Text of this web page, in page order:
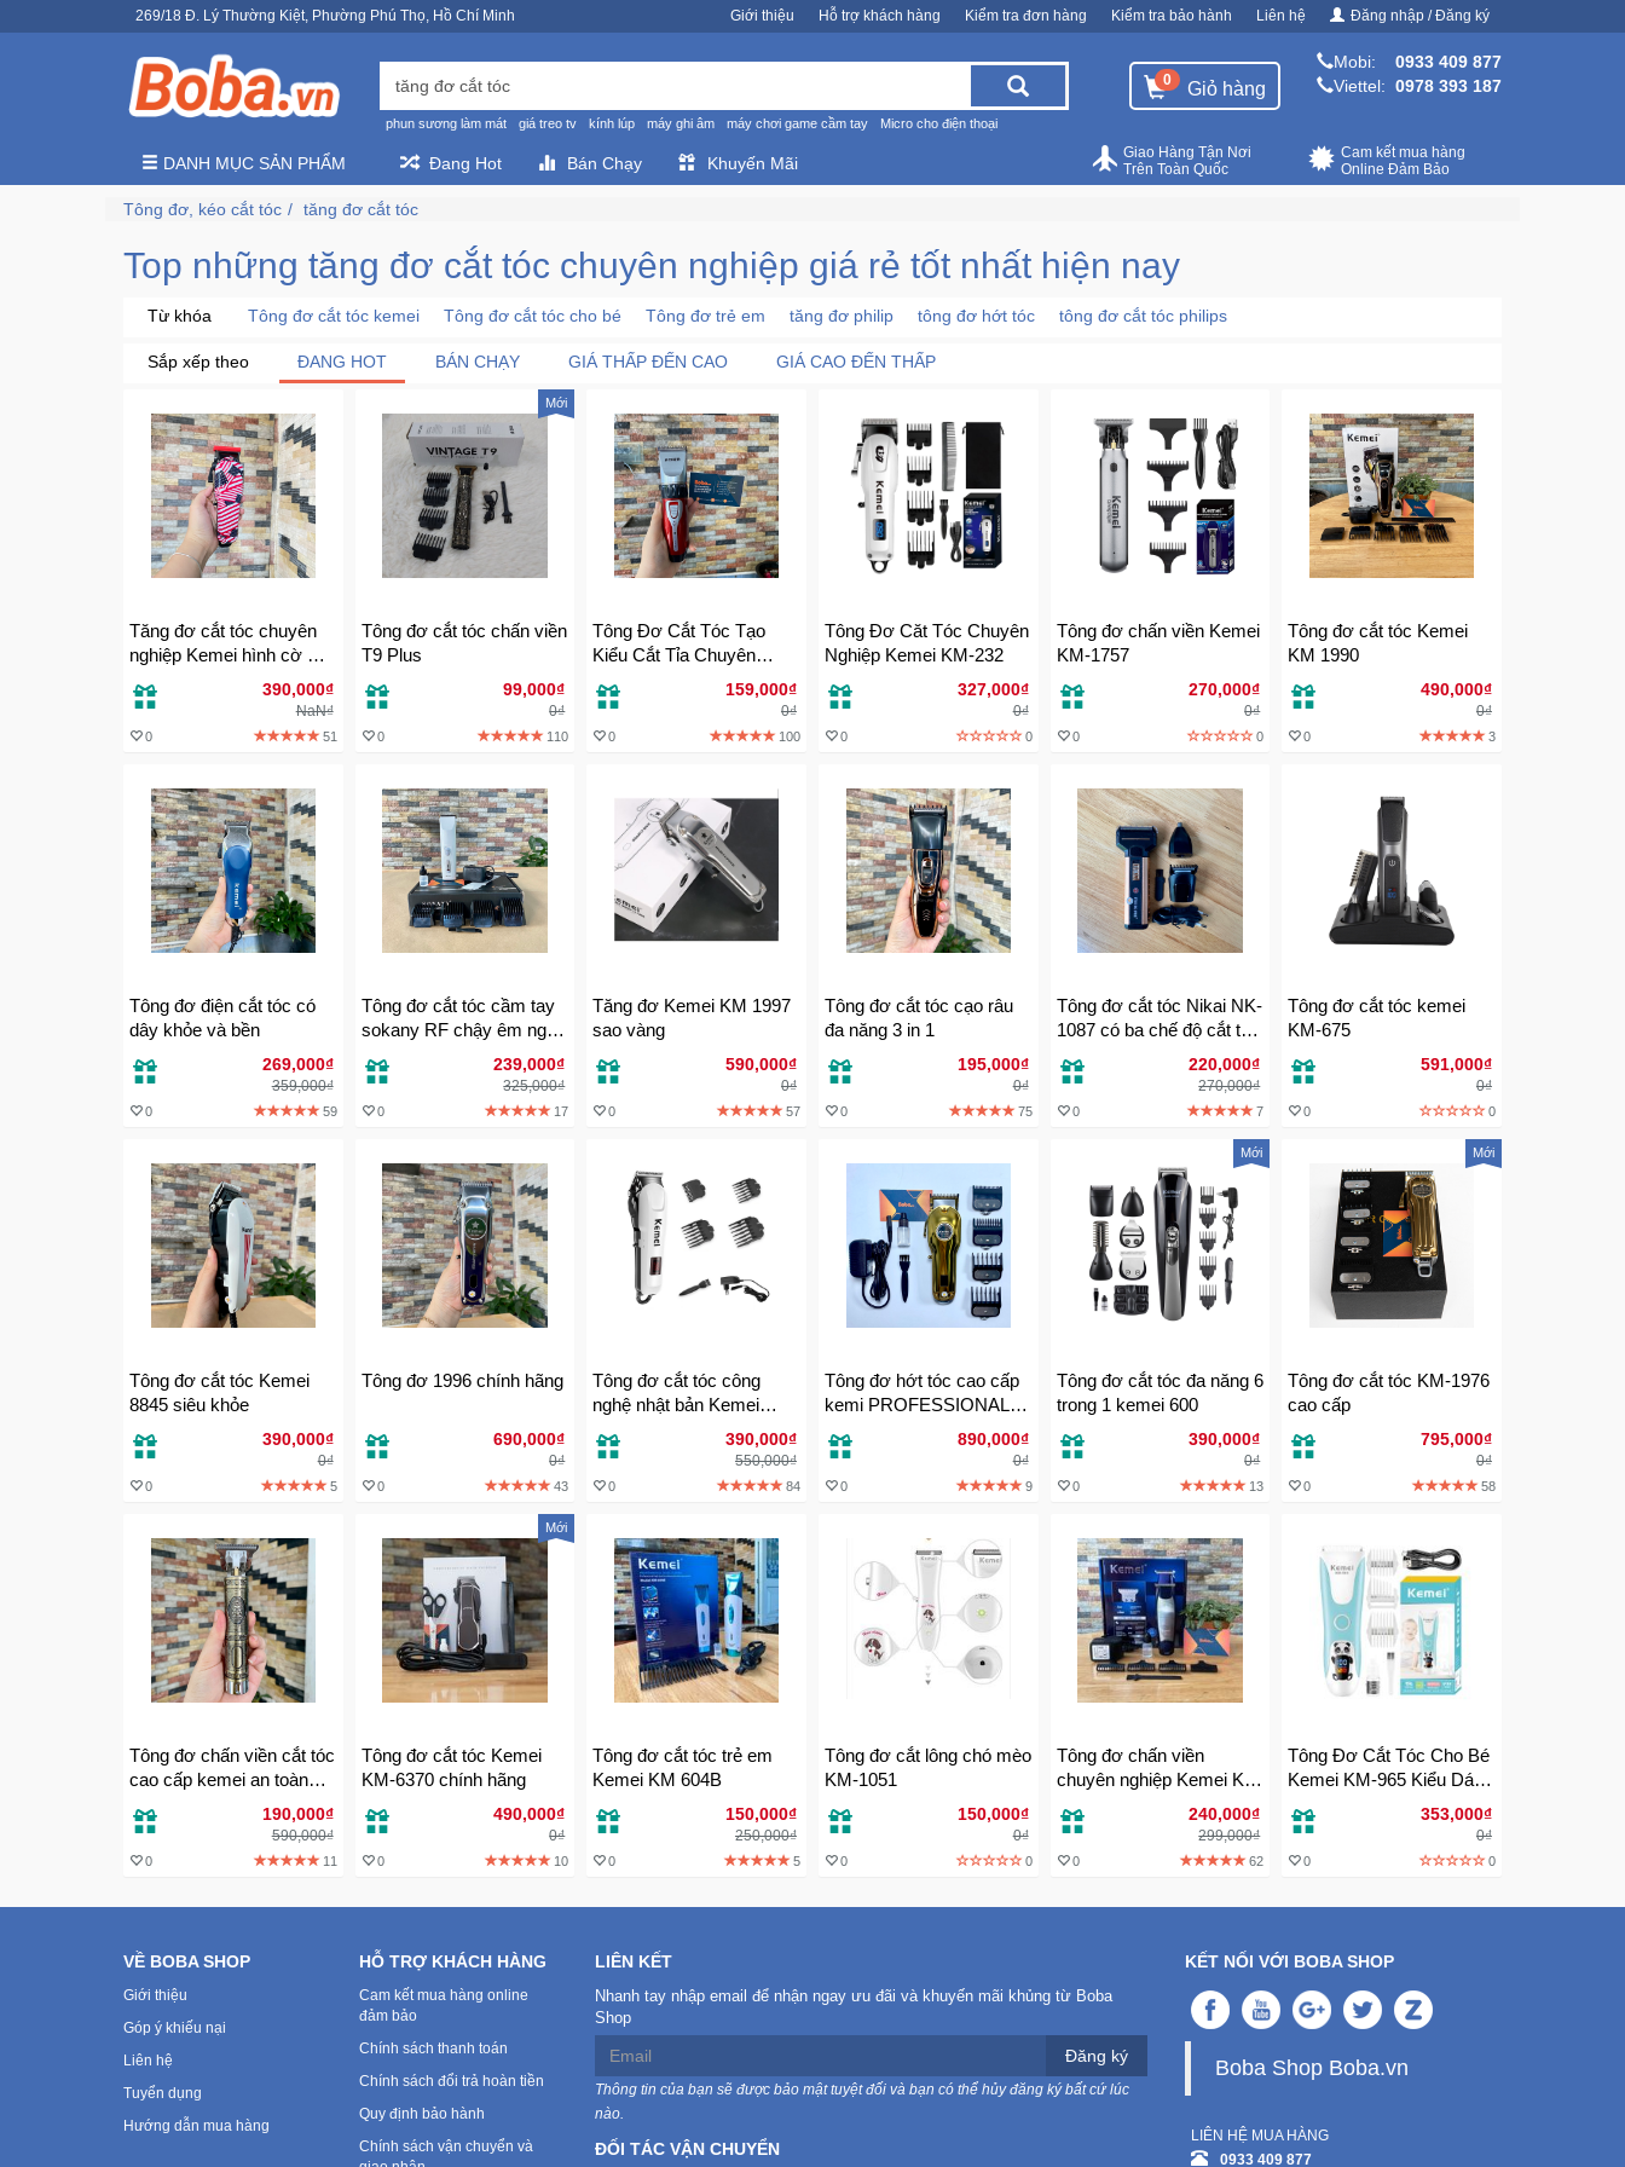
269/18 Đ. Lý Thường Kiệt, Phường Phú Thọ, Hồ Chí Minh Giới thiệu Hỗ trợ khách hàng Kiểm tra đơn hàng Kiểm tra bảo hành Liên hệ Đăng nhập / Đăng ký
phun sương làm mát giá treo tv kính lúp máy ghi âm máy chơi game cầm tay Micro cho điện thoại
0 Giỏ hàng
Mobi:
0933 409 877
Viettel: 0978 393 187
DANH MỤC SẢN PHẨM Đang Hot Bán Chạy Khuyến Mãi
Cam kết mua hàng
Online Đảm Bảo
Giao Hàng Tận Nơi
Trên Toàn Quốc
Tông đơ, kéo cắt tóc tăng đơ cắt tóc
Top những tăng đơ cắt tóc chuyên nghiệp giá rẻ tốt nhất hiện nay
Từ khóa Tông đơ cắt tóc kemei Tông đơ cắt tóc cho bé Tông đơ trẻ em tăng đơ philip tông đơ hớt tóc tông đơ cắt tóc philips
Sắp xếp theo ĐANG HOT BÁN CHẠY GIÁ THẤP ĐẾN CAO GIÁ CAO ĐẾN THẤP
Tăng đơ cắt tóc chuyên
nghiệp Kemei hình cờ Mỹ
390,000₫
NaN₫
0 51
Mới
Tông đơ cắt tóc chấn viền
T9 Plus
99,000₫
0₫
0 110
Tông Đơ Cắt Tóc Tạo
Kiểu Cắt Tỉa Chuyên
Dụng cho gia đình159,000₫
0₫
0 100
Tông Đơ Căt Tóc Chuyên
Nghiệp Kemei KM-232
327,000₫
0₫
0 0
Tông đơ chấn viền Kemei
KM-1757
270,000₫
0₫
0 0
Tông đơ cắt tóc Kemei
KM 1990
490,000₫
0₫
0 3
Tông đơ điện cắt tóc có
dây khỏe và bền
269,000₫
359,000₫
0 59
Tông đơ cắt tóc cầm tay
sokany RF chậy êm ngon
239,000₫
325,000₫
0 17
Tăng đơ Kemei KM 1997
sao vàng
590,000₫
0₫
0 57
Tông đơ cắt tóc cạo râu
đa năng 3 in 1
195,000₫
0₫
0 75
Tông đơ cắt tóc Nikai NK-
1087 có ba chế độ cắt tóc
cạo râu và cắt lông mũi
220,000₫
270,000₫
0 7
Tông đơ cắt tóc kemei
KM-675
591,000₫
0₫
0 0
Tông đơ cắt tóc Kemei
8845 siêu khỏe
390,000₫
0₫
0 5
Tông đơ 1996 chính hãng
690,000₫
0₫
0 43
Tông đơ cắt tóc công
nghệ nhật bản Kemei
390,000₫
550,000₫
0 84
Tông đơ hớt tóc cao cấp
kemi PROFESSIONAL
890,000₫
0₫
0 9
Mới
Tông đơ cắt tóc đa năng 6
trong 1 kemei 600
390,000₫
0₫
0 13
Mới
Tông đơ cắt tóc KM-1976
cao cấp
795,000₫
0₫
0 58
Tông đơ chấn viền cắt tóc
cao cấp kemei an toàn
190,000₫
590,000₫
0 11
Mới
Tông đơ cắt tóc Kemei
KM-6370 chính hãng
490,000₫
0₫
0 10
Tông đơ cắt tóc trẻ em
Kemei KM 604B
150,000₫
250,000₫
0 5
Tông đơ cắt lông chó mèo
KM-1051
150,000₫
0₫
0 0
Tông đơ chấn viền
chuyên nghiệp Kemei KM
240,000₫
299,000₫
0 62
Tông Đơ Cắt Tóc Cho Bé
Kemei KM-965 Kiểu Dáng
Nhỏ Gọn Không Gây Ồn
An Toàn Cho Bé
353,000₫
0₫
0 0
VỀ BOBA SHOP
Giới thiệu
Góp ý khiếu nại
Liên hệ
Tuyển dụng
Hướng dẫn mua hàng
HỖ TRỢ KHÁCH HÀNG
Cam kết mua hàng online
đảm bảo
Chính sách thanh toán
Chính sách đổi trả hoàn tiền
Quy định bảo hành
Chính sách vận chuyển và
LIÊN KẾT
Nhanh tay nhập email để nhận ngay ưu đãi và khuyến mãi khủng từ Boba
Shop
Đăng ký
Thông tin của bạn sẽ được bảo mật tuyệt đối và bạn có thể hủy đăng ký bất cứ lúc
nào.
ĐỐI TÁC VẬN CHUYỂN
KẾT NỐI VỚI BOBA SHOP
Boba Shop Boba.vn
LIÊN HỆ MUA HÀNG
0933 409 877